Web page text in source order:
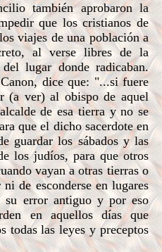
también aprobaron la
que los cristianos de
viajes de una población a
al verse libres de la
lugar donde radicaban.
dice que: "...si fuere
(a ver) al obispo de aquel
de esa tierra y no se
que el dicho sacerdote en
guardar los sábados y las
los judíos, para que otros
vayan a otras tierras o
de esconderse en lugares
su error antiguo y por eso
en aquellos días que
todas las leyes y preceptos